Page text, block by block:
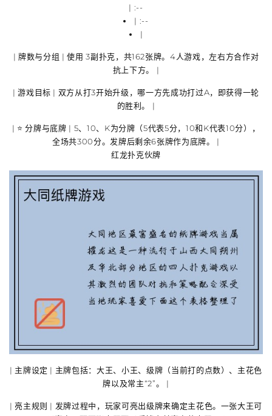
| :--
| :--
|
| 牌数与分组 | 使用3副扑克，共162张牌。4人游戏，左右方合作对
抗上下方。 |
|游戏目标 | 双方从打3开始升级 ，哪一方先成功打过A，即获得一轮
的胜利。 |
| ⭐ 分牌与底牌 | 5、10、K为分牌 （5代表5分，10和K代表10分），
全场共300分。发牌后剩余6张牌作为底牌。 |
红龙扑克伙牌
| 主牌设定 | 主牌包括：大王、小王、 级牌 （当前打的点数）、 主花色
牌以及常主“2”。 |
|亮主规则 | 发牌过程中，玩家可亮出级牌来确定主花色。一张大王可